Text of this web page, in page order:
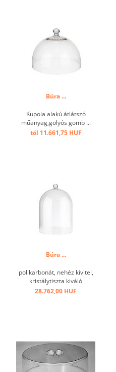
Búra ...
Kupola alakú átlátszó
műanyag,golyós gomb ...
tól 11.661,75 HUF
Búra ...
polikarbonát, nehéz kivitel,
kristálytiszta kiváló
minőségben ...
28.762,00 HUF